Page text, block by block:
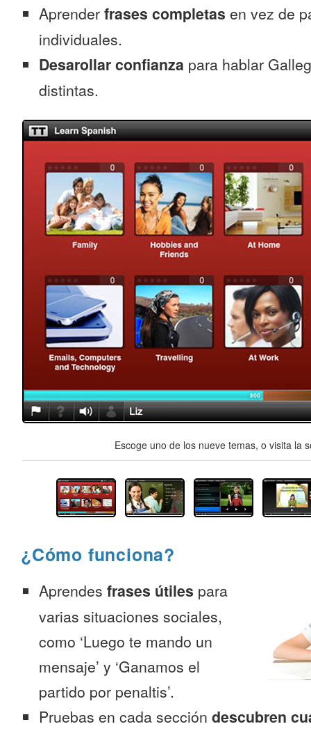
Aprender frases completas en vez de
individuales.
Desarollar confianza para hablar
distintas.
Escoge uno de los nueve temas, o visita la
¿Cómo funciona?
Aprendes frases útiles para
varias situaciones sociales,
como ‘Luego te mando un
mensaje’ y ‘Ganamos el
partido por penaltis’.
Pruebas en cada sección descubren